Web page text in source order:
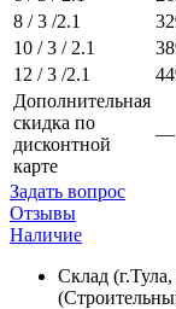
8 / 3 /2.1
10 / 3 / 2.1
12 / 3 /2.1
Дополнительная
скидка по
дисконтной
карте
—
Задать вопрос
Отзывы
Наличие
Склад